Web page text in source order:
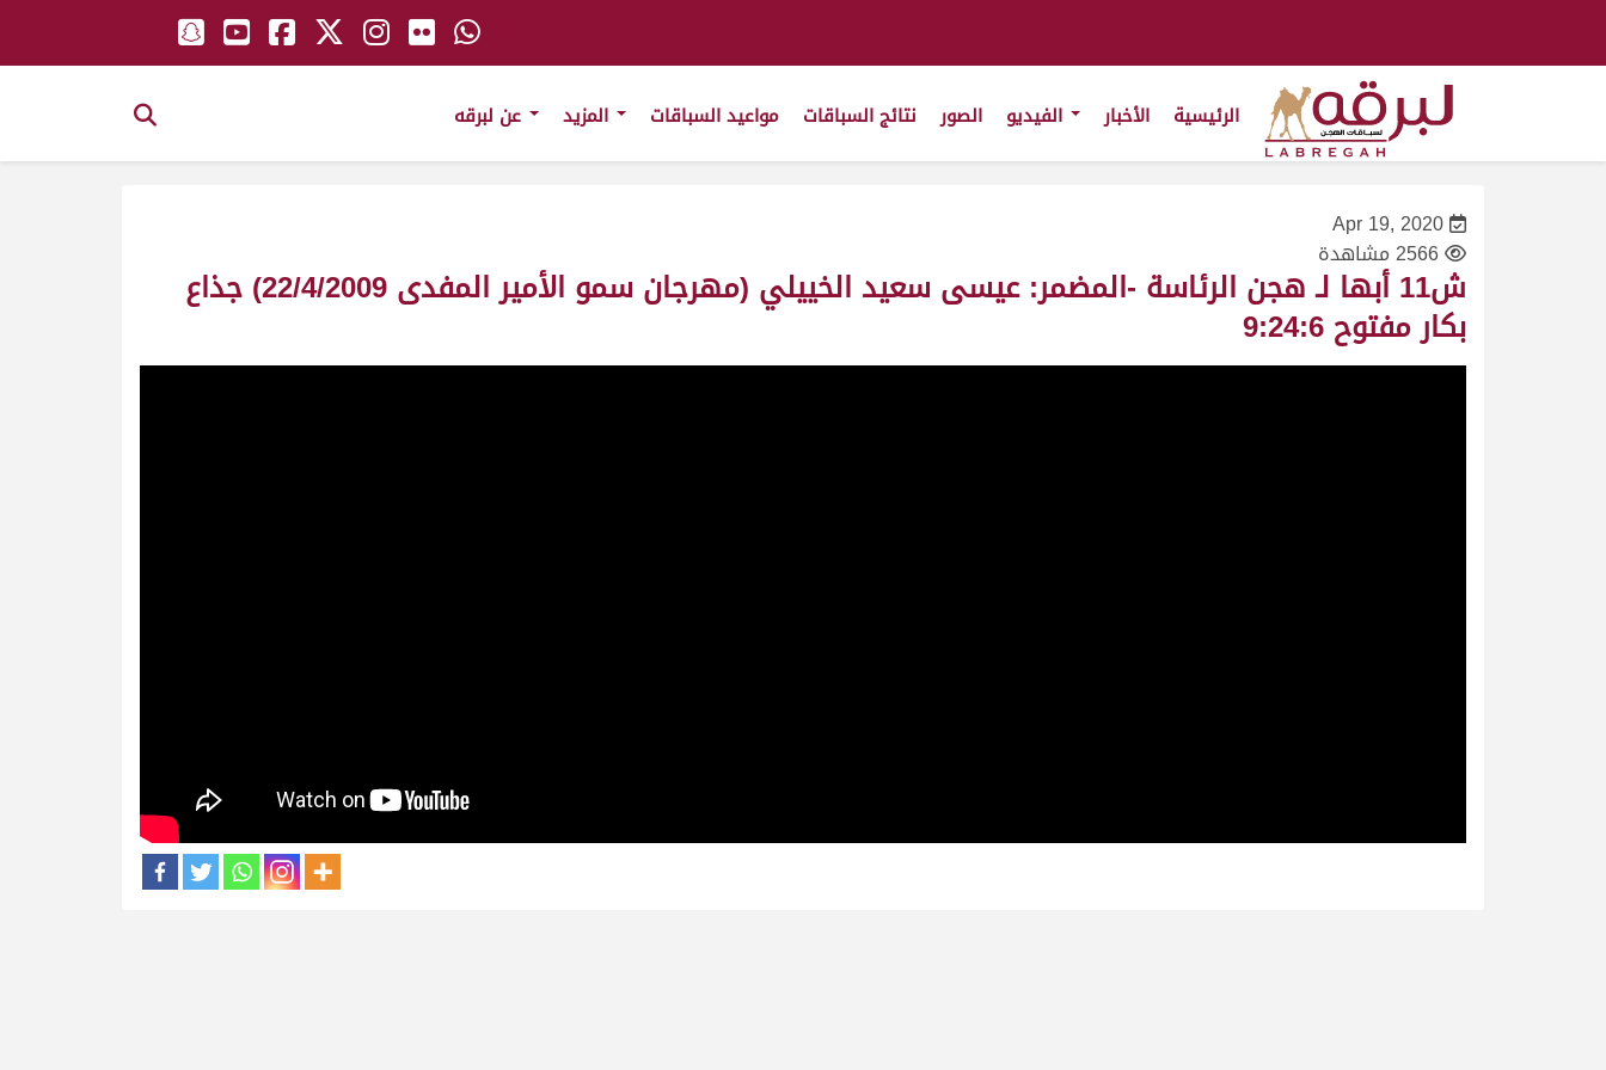
الرئيسية الأخبار الصور نتائج السباقات مواعيد السباقات
Apr 19, 2020
2566 مشاهدة
ش11 أبها لـ هجن الرئاسة -المضمر: عيسى سعيد الخييلي (مهرجان سمو الأمير المفدى 22/4/2009) جذاع
بكار مفتوح 9:24:6